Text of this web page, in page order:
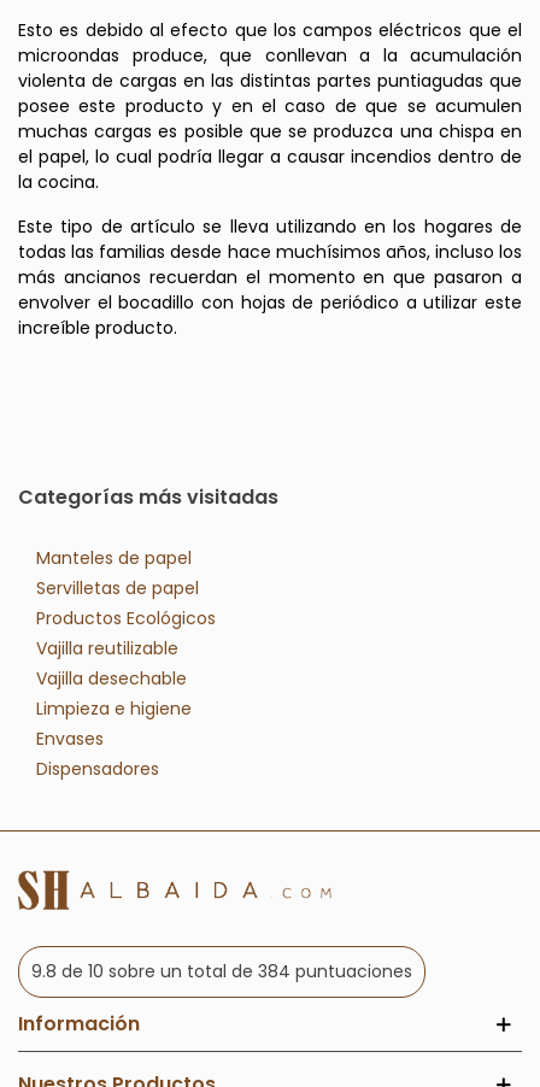
Esto es debido al efecto que los campos eléctricos que el
microondas produce, que conllevan a la acumulación
violenta de cargas en las distintas partes puntiagudas que
posee este producto y en el caso de que se acumulen
muchas cargas es posible que se produzca una chispa en
el papel, lo cual podría llegar a causar incendios dentro de
la cocina.
Este tipo de artículo se lleva utilizando en los hogares de
todas las familias desde hace muchísimos años, incluso los
más ancianos recuerdan el momento en que pasaron a
envolver el bocadillo con hojas de periódico a utilizar este
increíble producto.
Categorías más visitadas
Manteles de papel
Servilletas de papel
Productos Ecológicos
Vajilla reutilizable
Vajilla desechable
Limpieza e higiene
Envases
Dispensadores
9.8 de 10 sobre un total de 384 puntuaciones
Información